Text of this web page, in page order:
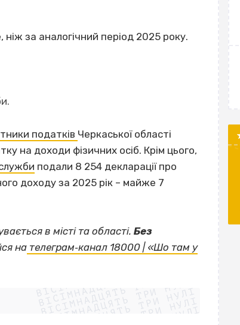
за аналогічний період 2025 року.
податків Черкаської області
на доходи фізичних осіб. Крім цього,
подали 8 254 декларації про
доходу за 2025 рік – майже 7
в місті та області. Без
на телеграм‐канал 18000 | «Шо там у
ВІСІМНАДЦЯТЬ ТРИ НУЛІ
ВІСІМНАДЦЯТЬ ТРИ НУЛІ
ВІСІМНАДЦЯТЬ ТРИ НУЛІ
ВІСІМНАДЦЯТЬ ТРИ НУЛІ
ВІСІМНАДЦЯТЬ ТРИ НУЛІ